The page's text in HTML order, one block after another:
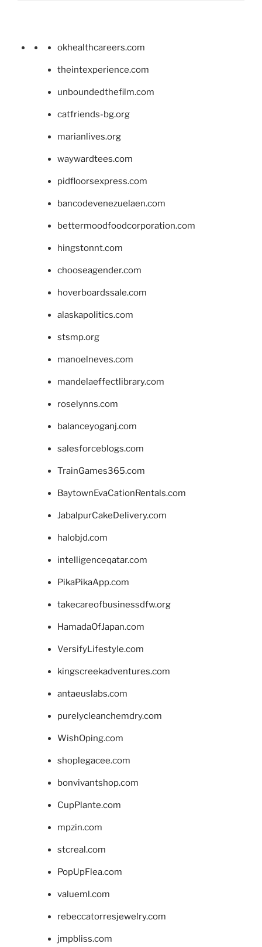
okhealthcareers.com
theintexperience.com
unboundedthefilm.com
catfriends-bg.org
marianlives.org
waywardtees.com
pidfloorsexpress.com
bancodevenezuelaen.com
bettermoodfoodcorporation.com
hingstonnt.com
chooseagender.com
hoverboardssale.com
alaskapolitics.com
stsmp.org
manoelneves.com
mandelaeffectlibrary.com
roselynns.com
balanceyoganj.com
salesforceblogs.com
TrainGames365.com
BaytownEvaCationRentals.com
JabalpurCakeDelivery.com
halobjd.com
intelligenceqatar.com
PikaPikaApp.com
takecareofbusinessdfw.org
HamadaOfJapan.com
VersifyLifestyle.com
kingscreekadventures.com
antaeuslabs.com
purelycleanchemdry.com
WishOping.com
shoplegacee.com
bonvivantshop.com
CupPlante.com
mpzin.com
stcreal.com
PopUpFlea.com
valueml.com
rebeccatorresjewelry.com
jmpbliss.com